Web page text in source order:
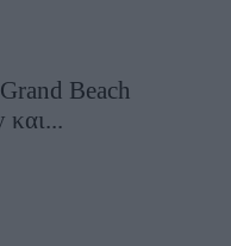
Beach
και...